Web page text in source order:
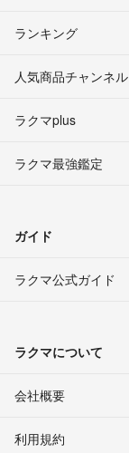
ランキング
人気商品チャンネル
ラクマplus
ラクマ最強鑑定
ガイド
ラクマ公式ガイド
ラクマについて
会社概要
利用規約